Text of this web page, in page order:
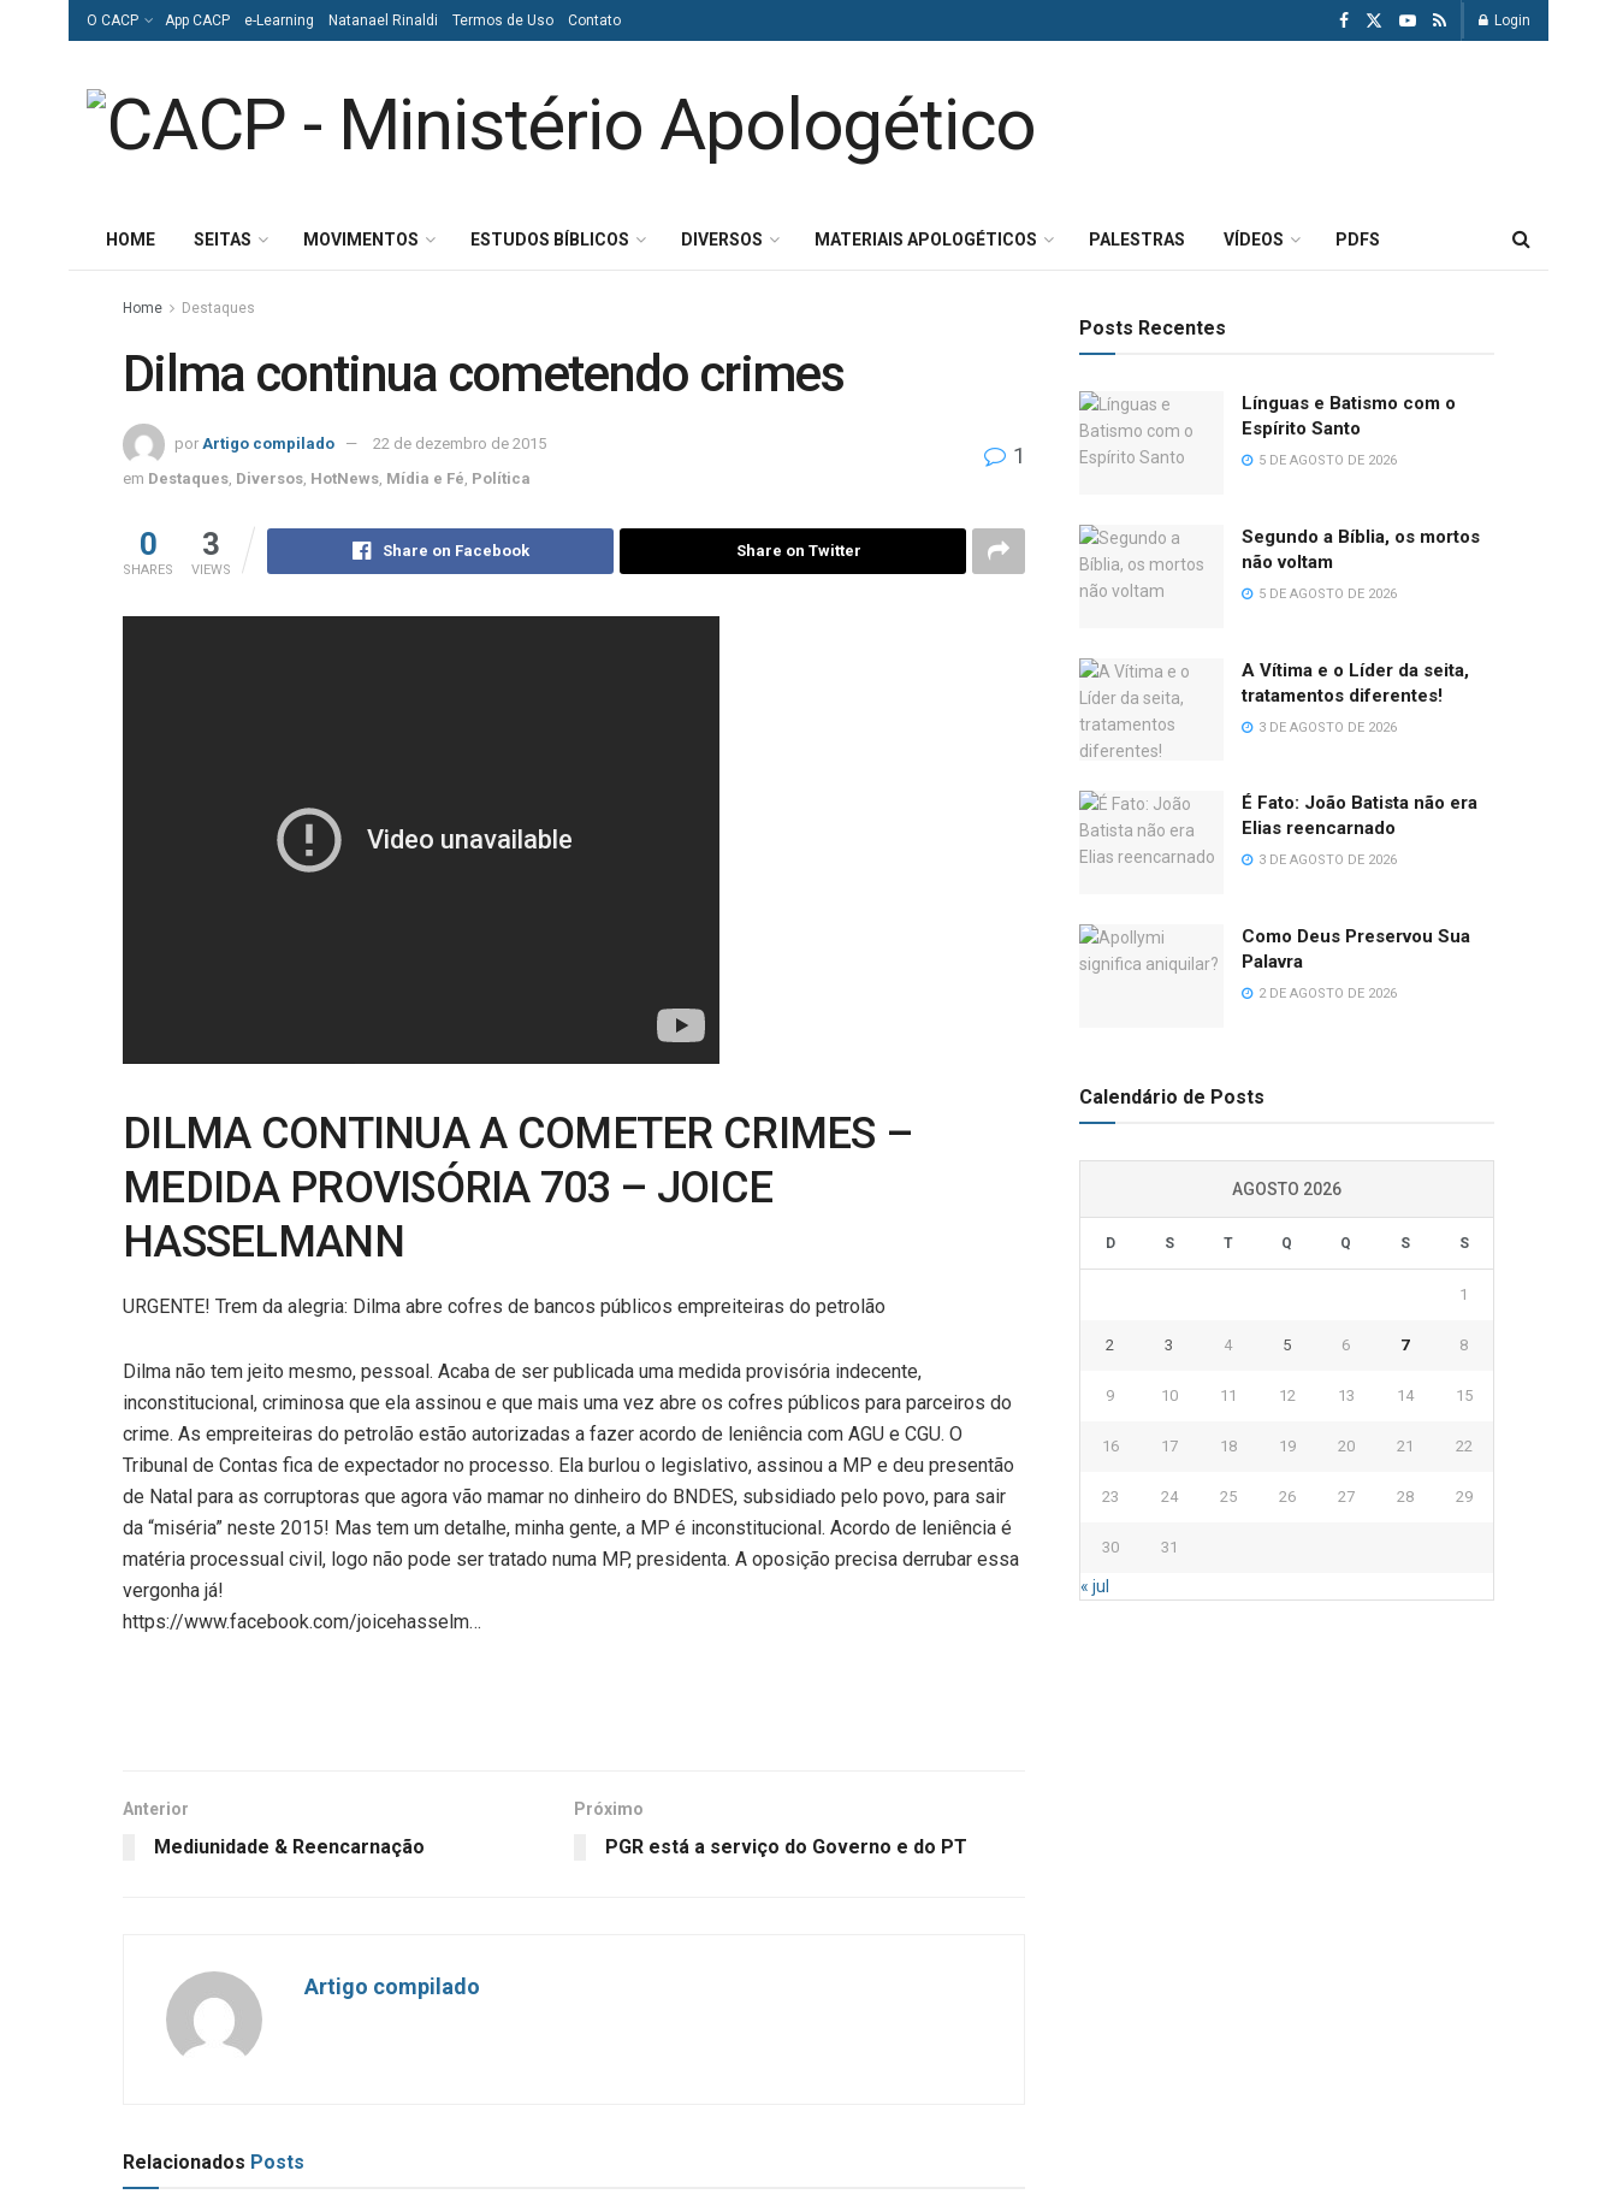
O CACP App CACP e-Learning Natanael Rinaldi Termos de Uso Contato Login
HOME SEITAS MOVIMENTOS ESTUDOS BÍBLICOS DIVERSOS MATERIAIS APOLOGÉTICOS PALESTRAS VÍDEOS PDFS
Home Destaques
Dilma continua cometendo crimes
por Artigo compilado
22 de dezembro de 2015
em Destaques Diversos HotNews Mídia e Fé Política
1
0
SHARES
3
VIEWS
Share on Facebook Share on Twitter
DILMA CONTINUA A COMETER CRIMES –
MEDIDA PROVISÓRIA 703 – JOICE
HASSELMANN
URGENTE! Trem da alegria: Dilma abre cofres de bancos públicos empreiteiras do petrolão
Dilma não tem jeito mesmo, pessoal. Acaba de ser publicada uma medida provisória indecente,
inconstitucional, criminosa que ela assinou e que mais uma vez abre os cofres públicos para parceiros do
crime. As empreiteiras do petrolão estão autorizadas a fazer acordo de leniência com AGU e CGU. O
Tribunal de Contas fica de expectador no processo. Ela burlou o legislativo, assinou a MP e deu presentão
de Natal para as corruptoras que agora vão mamar no dinheiro do BNDES, subsidiado pelo povo, para sair
da “miséria” neste 2015! Mas tem um detalhe, minha gente, a MP é inconstitucional. Acordo de leniência é
matéria processual civil, logo não pode ser tratado numa MP, presidenta. A oposição precisa derrubar essa
vergonha já!
https://www.facebook.com/joicehasselm…
Anterior
Mediunidade & Reencarnação
Próximo
PGR está a serviço do Governo e do PT
Artigo compilado
Relacionados Posts
Posts Recentes
Línguas e Batismo com o
Espírito Santo
5 DE AGOSTO DE 2026
Segundo a Bíblia, os mortos
não voltam
5 DE AGOSTO DE 2026
A Vítima e o Líder da seita,
tratamentos diferentes!
3 DE AGOSTO DE 2026
É Fato: João Batista não era
Elias reencarnado
3 DE AGOSTO DE 2026
Como Deus Preservou Sua
Palavra
2 DE AGOSTO DE 2026
Calendário de Posts
AGOSTO 2026
D S T Q Q S S
1
2 3 4 5 6 7 8
9 10 11 12 13 14 15
16 17 18 19 20 21 22
23 24 25 26 27 28 29
30 31
« jul